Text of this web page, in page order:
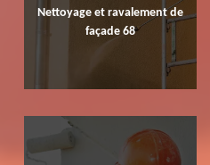
Nettoyage et ravalement de
façade 68